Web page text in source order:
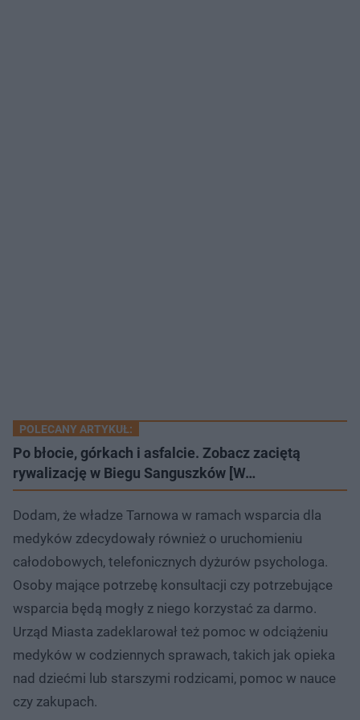
POLECANY ARTYKUŁ:
Po błocie, górkach i asfalcie. Zobacz zaciętą
rywalizację w Biegu Sanguszków [W…
Dodam, że władze Tarnowa w ramach wsparcia dla
medyków zdecydowały również o uruchomieniu
całodobowych, telefonicznych dyżurów psychologa.
Osoby mające potrzebę konsultacji czy potrzebujące
wsparcia będą mogły z niego korzystać za darmo.
Urząd Miasta zadeklarował też pomoc w odciążeniu
medyków w codziennych sprawach, takich jak opieka
nad dziećmi lub starszymi rodzicami, pomoc w nauce
czy zakupach.